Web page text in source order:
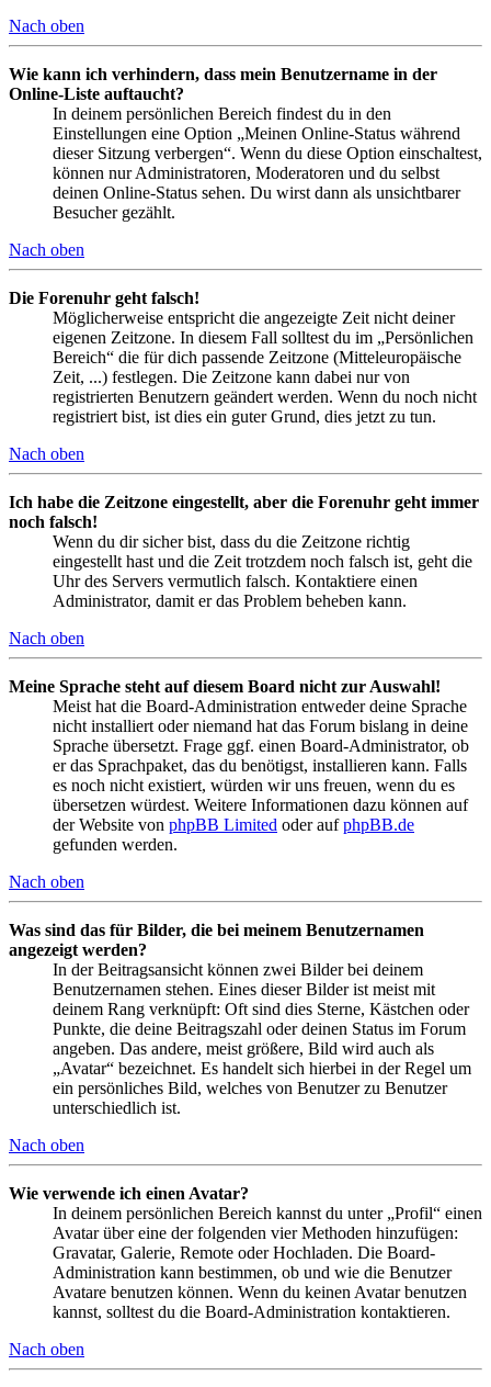
Nach oben
Wie kann ich verhindern, dass mein Benutzername in der
Online-Liste auftaucht?
In deinem persönlichen Bereich findest du in den
Einstellungen eine Option „Meinen Online-Status während
dieser Sitzung verbergen“. Wenn du diese Option einschaltest,
können nur Administratoren, Moderatoren und du selbst
deinen Online-Status sehen. Du wirst dann als unsichtbarer
Besucher gezählt.
Nach oben
Die Forenuhr geht falsch!
Möglicherweise entspricht die angezeigte Zeit nicht deiner
eigenen Zeitzone. In diesem Fall solltest du im „Persönlichen
Bereich“ die für dich passende Zeitzone (Mitteleuropäische
Zeit, ...) festlegen. Die Zeitzone kann dabei nur von
registrierten Benutzern geändert werden. Wenn du noch nicht
registriert bist, ist dies ein guter Grund, dies jetzt zu tun.
Nach oben
Ich habe die Zeitzone eingestellt, aber die Forenuhr geht immer
noch falsch!
Wenn du dir sicher bist, dass du die Zeitzone richtig
eingestellt hast und die Zeit trotzdem noch falsch ist, geht die
Uhr des Servers vermutlich falsch. Kontaktiere einen
Administrator, damit er das Problem beheben kann.
Nach oben
Meine Sprache steht auf diesem Board nicht zur Auswahl!
Meist hat die Board-Administration entweder deine Sprache
nicht installiert oder niemand hat das Forum bislang in deine
Sprache übersetzt. Frage ggf. einen Board-Administrator, ob
er das Sprachpaket, das du benötigst, installieren kann. Falls
es noch nicht existiert, würden wir uns freuen, wenn du es
übersetzen würdest. Weitere Informationen dazu können auf
der Website von phpBB Limited oder aufphpBB.de
gefunden werden.
Nach oben
Was sind das für Bilder, die bei meinem Benutzernamen
angezeigt werden?
In der Beitragsansicht können zwei Bilder bei deinem
Benutzernamen stehen. Eines dieser Bilder ist meist mit
deinem Rang verknüpft: Oft sind dies Sterne, Kästchen oder
Punkte, die deine Beitragszahl oder deinen Status im Forum
angeben. Das andere, meist größere, Bild wird auch als
„Avatar“ bezeichnet. Es handelt sich hierbei in der Regel um
ein persönliches Bild, welches von Benutzer zu Benutzer
unterschiedlich ist.
Nach oben
Wie verwende ich einen Avatar?
In deinem persönlichen Bereich kannst du unter „Profil“ einen
Avatar über eine der folgenden vier Methoden hinzufügen:
Gravatar, Galerie, Remote oder Hochladen. Die Board-
Administration kann bestimmen, ob und wie die Benutzer
Avatare benutzen können. Wenn du keinen Avatar benutzen
kannst, solltest du die Board-Administration kontaktieren.
Nach oben